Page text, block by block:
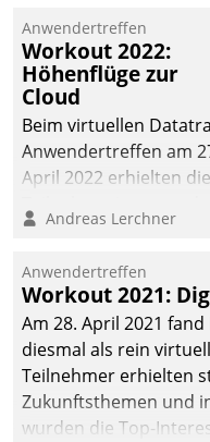
Quartier. Dazwischen
zeigte Datatrain, was es
Neues zu bieten hat.
Anwendertreffen
Workout 2022:
Höhenflüge zur
Cloud
Beim virtuellen
Anwendertreffen am
April 2022 erhielten die
Teilnehmer kurzweilige
Cloud-Strategien und -
Lösungen mit hohem
Zukunftspotenzial.
Andreas Lerchner
Anwendertreffen
Workout 2021:
Am 28. April 2021
diesmal als rein
Teilnehmer erhielten
Zukunftsthemen und
wurden die Top-